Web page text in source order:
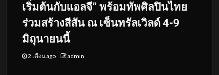
เริ่มต้นกับแอลจี” พร้อมทัพศิลปินไทย
ร่วมสร้างสีสัน ณ เซ็นทรัลเวิลด์ 4-9
มิถุนายนนี้
2 เดือน ago admin